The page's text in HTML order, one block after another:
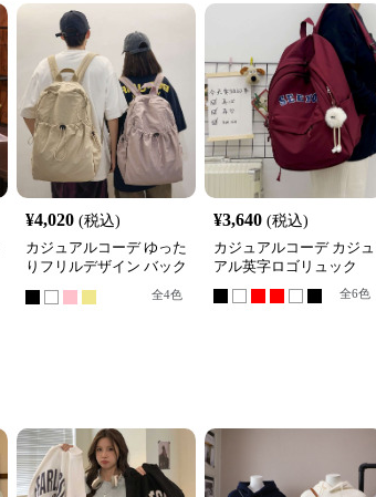
¥4,020 (税込)
カジュアルコーデ ゆった
りフリルデザイン バック
全4色
¥3,640 (税込)
カジュアルコーデ カジュ
アル英字ロゴリュック
全6色